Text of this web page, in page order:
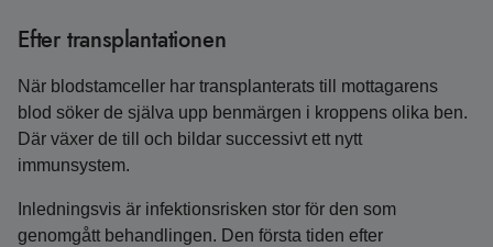
Efter transplantationen
När blodstamceller har transplanterats till mottagarens
blod söker de själva upp benmärgen i kroppens olika ben.
Där växer de till och bildar successivt ett nytt
immunsystem.
Inledningsvis är infektionsrisken stor för den som
genomgått behandlingen. Den första tiden efter